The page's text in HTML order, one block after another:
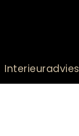
Interieuradvies